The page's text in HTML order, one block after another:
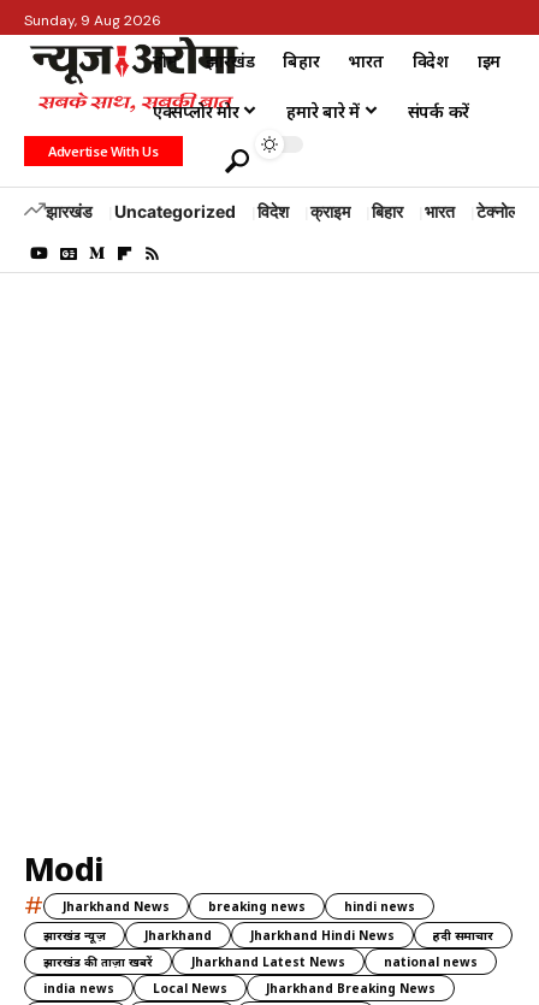
Sunday, 9 Aug 2026
होम झारखंड बिहार भारत विदेश क्राइम
एक्सप्लोर मोर हमारे बारे में संपर्क करें
Advertise With Us
झारखंड Uncategorized विदेश क्राइम बिहार भारत टेक्नोलॉजी
Modi
# Jharkhand News breaking news
hindi news
झारखंड न्यूज़
Jharkhand Jharkhand Hindi News
हिंदी समाचार
झारखंड की ताज़ा खबरें
Jharkhand Latest News
national news
india news
Local News
Jharkhand Breaking News